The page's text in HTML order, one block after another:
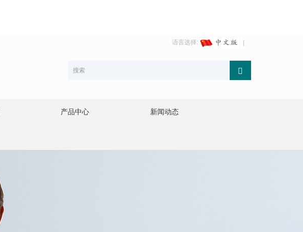
语言选择:
产品中心 新闻动态